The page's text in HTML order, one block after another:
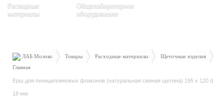
Расходные
материалы
Общелабораторное
оборудование
ЛАБ Молоко Товары Расходные материалы Щеточные изделия
Ерш для пенициллиновых флаконов (натуральная свиная щетина) 195 x 120 d
18 мм